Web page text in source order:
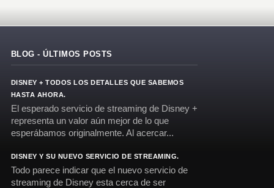
BLOG - ÚLTIMOS POSTS
DISNEY + TODOS LOS DETALLES QUE SABEMOS
HASTA AHORA.
El esperado servicio de streaming de Disney +
representa un valor aún mejor de lo que
esperábamos originalmente. Al acercar...
DISNEY Y SU NUEVO SERVICIO DE STREAMING.
Todo parece indicar que el nuevo servicio de
streaming de Disney esta cerca de ser